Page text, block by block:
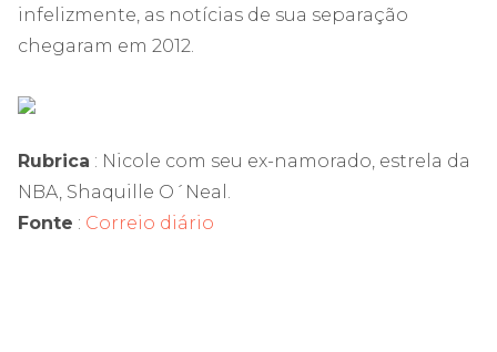
infelizmente, as notícias de sua separação
chegaram em 2012.
Rubrica : Nicole com seu ex-namorado, estrela da
NBA, Shaquille O´Neal.
Fonte : Correio diário